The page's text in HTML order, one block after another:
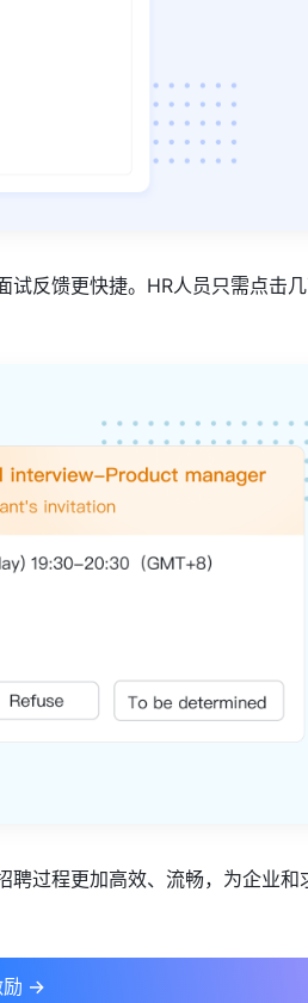
试反馈更快捷。HR人员只需点击
聘过程更加高效、流畅，为企业和
励 →